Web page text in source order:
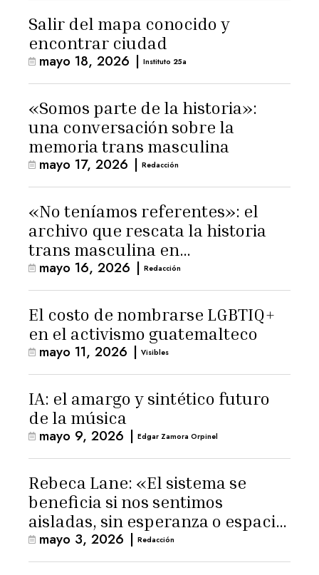
Salir del mapa conocido y
encontrar ciudad
mayo 18, 2026 | Instituto 25a
«Somos parte de la historia»:
una conversación sobre la
memoria trans masculina
mayo 17, 2026 | Redacción
«No teníamos referentes»: el
archivo que rescata la historia
trans masculina en
Latinoamérica
mayo 16, 2026 | Redacción
El costo de nombrarse LGBTIQ+
en el activismo guatemalteco
mayo 11, 2026 | Visibles
IA: el amargo y sintético futuro
de la música
mayo 9, 2026 | Edgar Zamora Orpinel
Rebeca Lane: «El sistema se
beneficia si nos sentimos
aisladas, sin esperanza o espacio
para la ternura»
mayo 3, 2026 | Redacción